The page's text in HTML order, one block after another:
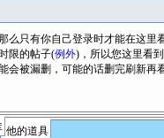
么只有你自己登录时才能在这里
限的帖子(例外)，所以您这里看
会被漏删，可能的话删完刷新再
他的道具